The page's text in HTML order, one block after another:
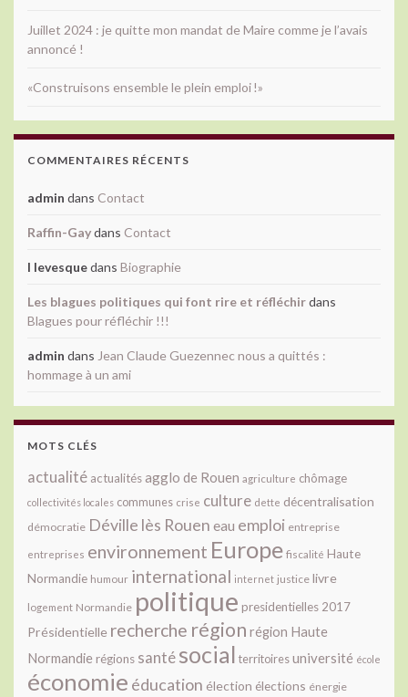
Juillet 2024 : je quitte mon mandat de Maire comme je l’avais
annoncé !
«Construisons ensemble le plein emploi !»
COMMENTAIRES RÉCENTS
admin dans Contact
Raffin-Gaydans Contact
l levesquedans Biographie
Les blagues politiques qui font rire et réfléchirdans
Blagues pour réfléchir !!!
admin dans Jean Claude Guezennec nous a quittés :
hommage à un ami
MOTS CLÉS
actualité actualitésagglo de Rouen agriculture chômage
collectivités locales communes crise culture dette décentralisation
démocratie Déville lès Rouen eau emploi entreprise
entreprises environnement Europe fiscalité Haute
Normandie humour international internet justice livre
logement Normandie politique presidentielles 2017
Présidentielle recherche région région Haute
Normandie régions santésocial territoiresuniversité école
économie éducation élection élections énergie